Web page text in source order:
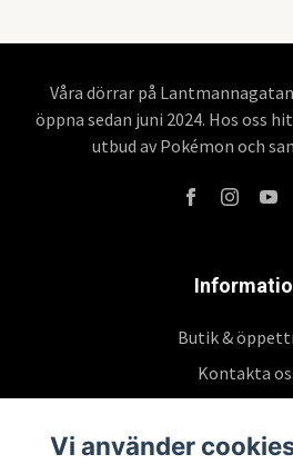
Våra dörrar på
öppna sedan juni 2024. Hos oss
utbud av Pokémon och
Butik &
Kontakta
Vi använder